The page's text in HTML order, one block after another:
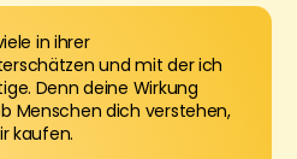
in ihrer
und mit der ich
Denn deine Wirkung
Menschen dich verstehen,
kaufen.